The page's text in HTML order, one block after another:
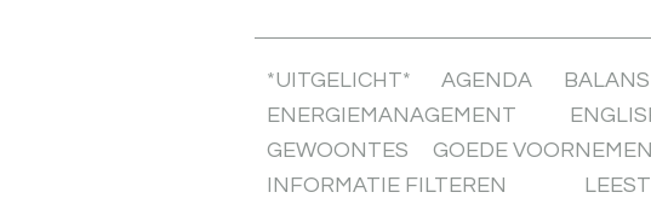
*UITGELICHT* AGENDA
ENERGIEMANAGEMENT
GEWOONTES
GOEDE
INFORMATIE FILTEREN